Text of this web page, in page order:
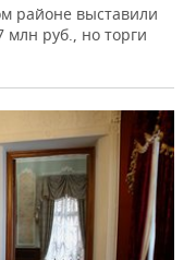
районе выставили
руб., но торги